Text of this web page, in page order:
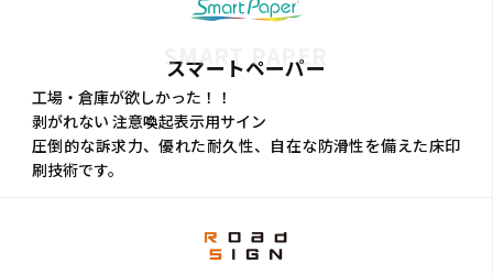
SMART PAPER
スマートペーパー
工場・倉庫が欲しかった！！
剥がれない 注意喚起表示用サイン
圧倒的な訴求力、優れた耐久性、自在な防滑性を備えた床印
刷技術です。